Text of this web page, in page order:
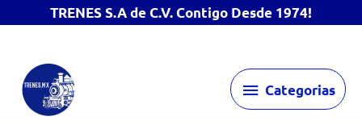
TRENES S.A de C.V. Contigo Desde 1974!
contenido
Categorias
Categorias